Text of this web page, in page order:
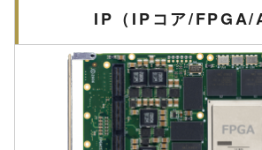
IP（IPコア/FPGA/